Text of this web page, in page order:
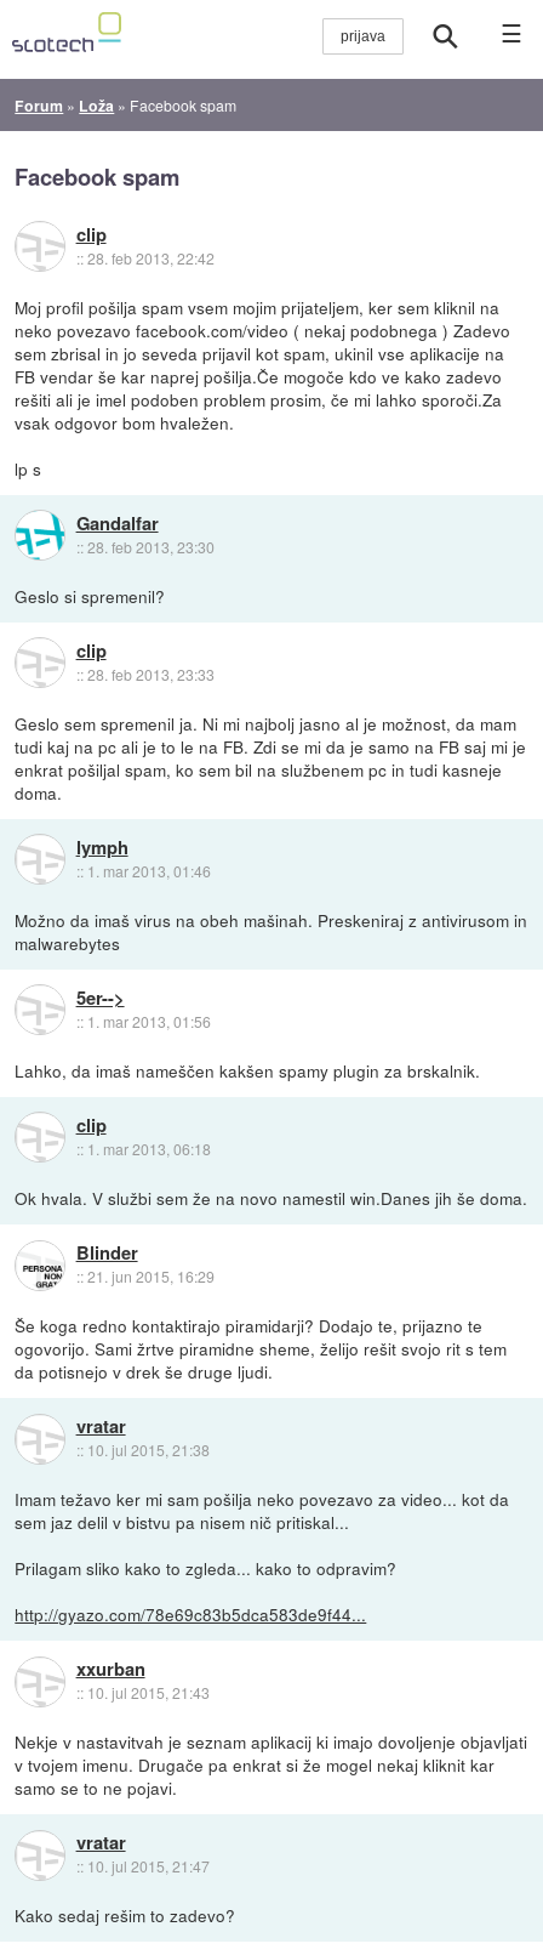
☰
Forum » Loža » Facebook spam
Facebook spam
clip
::28. feb 2013, 22:42
Moj profil pošilja spam vsem mojim prijateljem, ker sem kliknil na
neko povezavo facebook.com/video ( nekaj podobnega ) Zadevo
sem zbrisal in jo seveda prijavil kot spam, ukinil vse aplikacije na
FB vendar še kar naprej pošilja.Če mogoče kdo ve kako zadevo
rešiti ali je imel podoben problem prosim, če mi lahko sporoči.Za
vsak odgovor bom hvaležen.
lp s
Gandalfar
::28. feb 2013, 23:30
Geslo si spremenil?
clip
::28. feb 2013, 23:33
Geslo sem spremenil ja. Ni mi najbolj jasno al je možnost, da mam
tudi kaj na pc ali je to le na FB. Zdi se mi da je samo na FB saj mi je
enkrat pošiljal spam, ko sem bil na službenem pc in tudi kasneje
doma.
lymph
:: 1. mar 2013, 01:46
Možno da imaš virus na obeh mašinah. Preskeniraj z antivirusom in
malwarebytes
5er-->
:: 1. mar 2013, 01:56
Lahko, da imaš nameščen kakšen spamy plugin za brskalnik.
clip
:: 1. mar 2013, 06:18
Ok hvala. V službi sem že na novo namestil win.Danes jih še doma.
Blinder
::21. jun 2015, 16:29
Še koga redno kontaktirajo piramidarji? Dodajo te, prijazno te
ogovorijo. Sami žrtve piramidne sheme, želijo rešit svojo rit s tem
da potisnejo v drek še druge ljudi.
vratar
:: 10. jul 2015, 21:38
Imam težavo ker mi sam pošilja neko povezavo za video... kot da
sem jaz delil v bistvu pa nisem nič pritiskal...
Prilagam sliko kako to zgleda... kako to odpravim?
http://gyazo.com/78e69c83b5dca583de9f44...
xxurban
:: 10. jul 2015, 21:43
Nekje v nastavitvah je seznam aplikacij ki imajo dovoljenje objavljati
v tvojem imenu. Drugače pa enkrat si že mogel nekaj kliknit kar
samo se to ne pojavi.
vratar
:: 10. jul 2015, 21:47
Kako sedaj rešim to zadevo?